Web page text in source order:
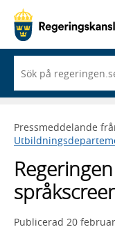
du
börjar
skriva
framträder
en
med
sökförslag
Pressmeddelande
Publicerad 20